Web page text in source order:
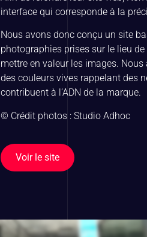
interface qui corresponde à la
Nous avons donc conçu un site
photographies prises sur le lieu
mettre en valeur les images.
des couleurs vives rappelant des
contribuent à l’ADN de la marque.
© Crédit photos : Studio Adhoc
Voir le site